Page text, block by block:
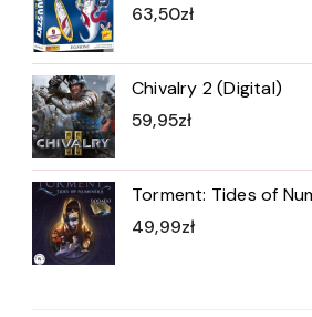
63,50zł
Chivalry 2 (Digital)
59,95zł
Torment: Tides of
49,99zł